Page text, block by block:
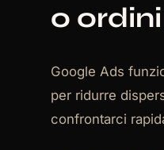
o ordini
Google Ads
per ridurre
confrontarci